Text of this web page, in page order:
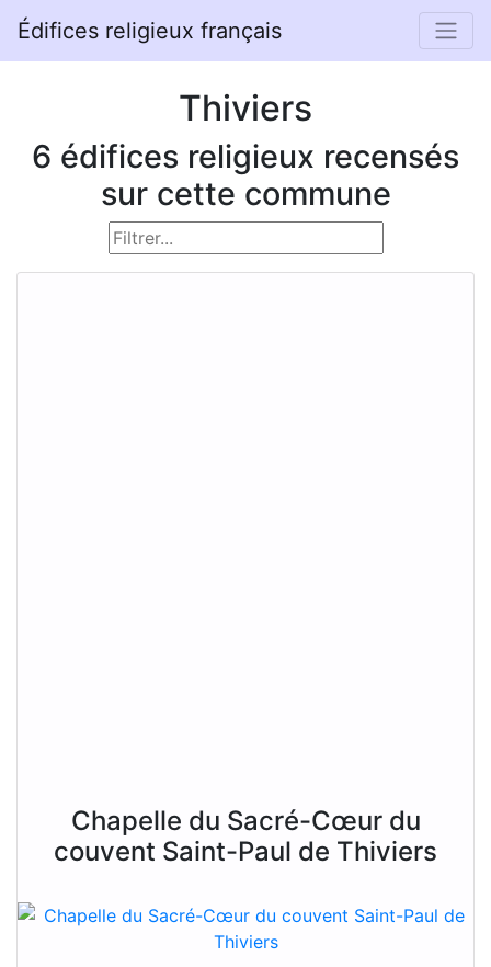
Édifices religieux français
Thiviers
6 édifices religieux recensés
sur cette commune
Chapelle du Sacré-Cœur du
couvent Saint-Paul de Thiviers